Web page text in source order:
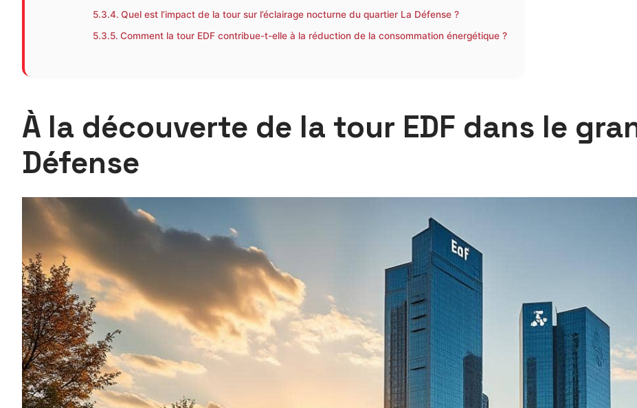
Quel est l’impact de la tour sur l’éclairage nocturne du quartier La Défense ?
Comment la tour EDF contribue-t-elle à la réduction de la consommation énergétique ?
À la découverte de la tour EDF dans le
Défense